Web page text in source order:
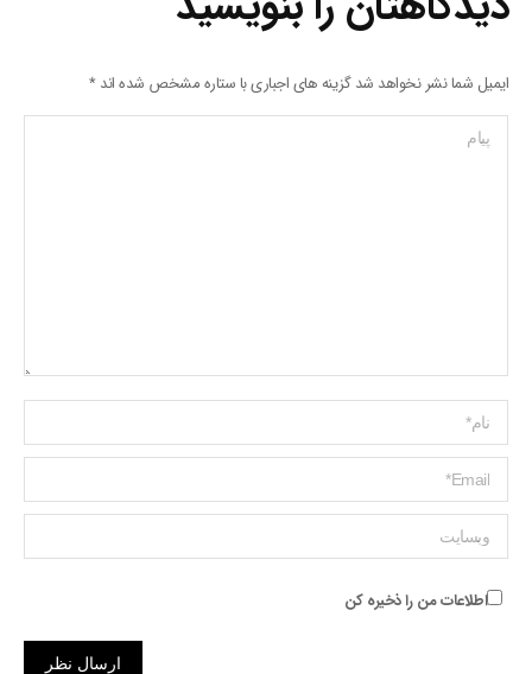
ایمیل شما نشر نخواهد شد گزینه های اجباری با ستاره مشخص شده اند*
پیام
Name *
ایمیل *
وبسایت
اطلاعات من را ذخیره کن
ارسال نظر